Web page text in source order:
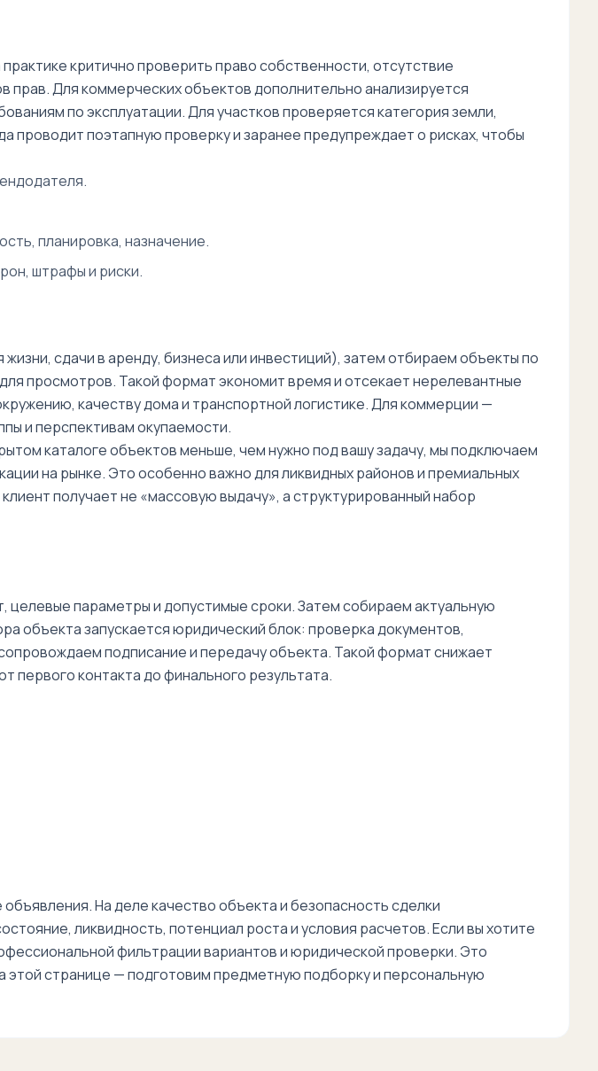
Westminster
Гранд Мир
ЦУМ рядом
Глинка
Садык Азимов
улица Чехова
рядом
критично проверить право собственности, отсутствие
Для коммерческих объектов дополнительно анализируется
по эксплуатации. Для участков проверяется категория земли,
проводит поэтапную проверку и заранее предупреждает о рисках, чтобы
планировка, назначение.
штрафы и риски.
сдачи в аренду, бизнеса или инвестиций), затем отбираем объекты по
просмотров. Такой формат экономит время и отсекает нерелевантные
качеству дома и транспортной логистике. Для коммерции —
и перспективам окупаемости.
каталоге объектов меньше, чем нужно под вашу задачу, мы подключаем
на рынке. Это особенно важно для ликвидных районов и премиальных
получает не «массовую выдачу», а структурированный набор
параметры и допустимые сроки. Затем собираем актуальную
объекта запускается юридический блок: проверка документов,
подписание и передачу объекта. Такой формат снижает
первого контакта до финального результата.
На деле качество объекта и безопасность сделки
ликвидность, потенциал роста и условия расчетов. Если вы хотите
фильтрации вариантов и юридической проверки. Это
этой странице — подготовим предметную подборку и персональную